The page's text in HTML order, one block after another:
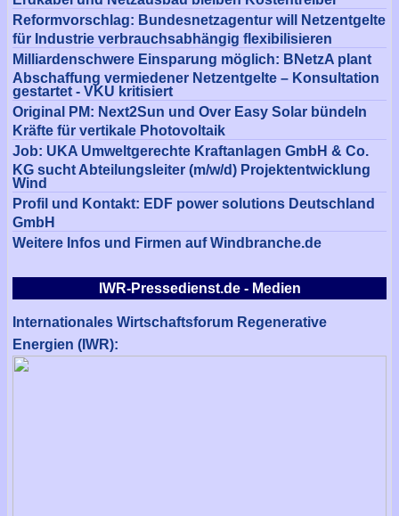
Reformvorschlag: Bundesnetzagentur will Netzentgelte
für Industrie verbrauchsabhängig flexibilisieren
Milliardenschwere Einsparung möglich: BNetzA plant
Abschaffung vermiedener Netzentgelte – Konsultation
gestartet - VKU kritisiert
Original PM: Next2Sun und Over Easy Solar bündeln
Kräfte für vertikale Photovoltaik
Job: UKA Umweltgerechte Kraftanlagen GmbH & Co.
KG sucht Abteilungsleiter (m/w/d) Projektentwicklung
Wind
Profil und Kontakt: EDF power solutions Deutschland
GmbH
Weitere Infos und Firmen auf Windbranche.de
IWR-Pressedienst.de - Medien
Internationales Wirtschaftsforum Regenerative
Energien (IWR):